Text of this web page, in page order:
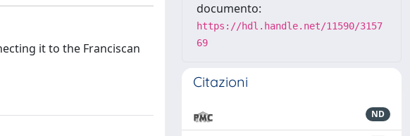
it to the Franciscan
documento:
https://hdl.handle.net/11590/3157
69
Citazioni
ND